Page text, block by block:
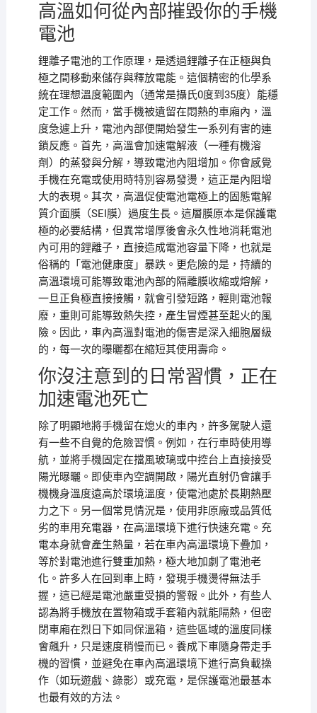
高溫如何從內部摧毀你的手機
電池
鋰離子電池的工作原理，是透過鋰離子在正極與負
極之間移動來儲存與釋放電能。這個精密的化學系
統在理想溫度範圍內（通常是攝氏0度到35度）能穩
定工作。然而，當手機被遺留在悶熱的車廂內，溫
度急遽上升，電池內部便開始發生一系列有害的連
鎖反應。首先，高溫會加速電解液（一種有機溶
劑）的蒸發與分解，導致電池內阻增加。你會感覺
手機在充電或使用時特別容易發燙，這正是內阻增
大的表現。其次，高溫促使電池電極上的固態電解
質介面膜（SEI膜）過度生長。這層膜原本是保護電
極的必要結構，但異常增厚後會永久性地消耗電池
內可用的鋰離子，直接造成電池容量下降，也就是
俗稱的「電池健康度」暴跌。更危險的是，持續的
高溫環境可能導致電池內部的隔離膜收縮或熔解，
一旦正負極直接接觸，就會引發短路，輕則電池報
廢，重則可能導致熱失控，產生冒煙甚至起火的風
險。因此，車內高溫對電池的傷害是深入細胞層級
的，每一次的曝曬都在縮短其使用壽命。
你沒注意到的日常習慣，正在
加速電池死亡
除了明顯地將手機留在熄火的車內，許多駕駛人還
有一些不自覺的危險習慣。例如，在行車時使用導
航，並將手機固定在擋風玻璃或中控台上直接接受
陽光曝曬。即使車內空調開啟，陽光直射仍會讓手
機機身溫度遠高於環境溫度，使電池處於長期熱壓
力之下。另一個常見情況是，使用非原廠或品質低
劣的車用充電器，在高溫環境下進行快速充電。充
電本身就會產生熱量，若在車內高溫環境下疊加，
等於對電池進行雙重加熱，極大地加劇了電池老
化。許多人在回到車上時，發現手機燙得無法手
握，這已經是電池嚴重受損的警報。此外，有些人
認為將手機放在置物箱或手套箱內就能隔熱，但密
閉車廂在烈日下如同保溫箱，這些區域的溫度同樣
會飆升，只是速度稍慢而已。養成下車隨身帶走手
機的習慣，並避免在車內高溫環境下進行高負載操
作（如玩遊戲、錄影）或充電，是保護電池最基本
也最有效的方法。